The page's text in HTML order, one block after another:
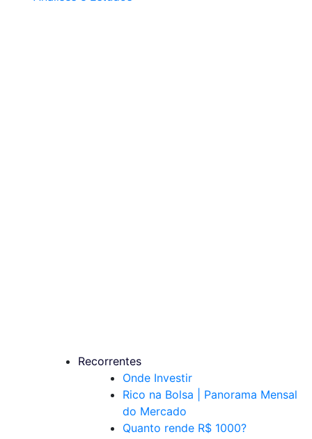
Recorrentes
Onde Investir
Rico na Bolsa | Panorama Mensal
do Mercado
Quanto rende R$ 1000?